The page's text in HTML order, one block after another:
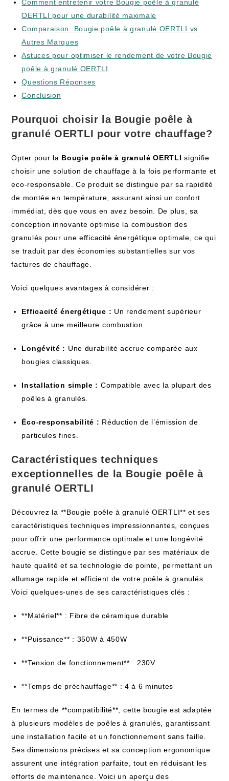
Comment entretenir votre Bougie poêle à granulé
OERTLI pour une durabilité maximale
Comparaison: Bougie poêle à granulé OERTLI vs
Autres Marques
Astuces pour optimiser le rendement de votre Bougie
poêle à granulé OERTLI
Questions Réponses
Conclusion
Pourquoi choisir la Bougie poêle à
granulé OERTLI pour votre chauffage?
Opter pour la Bougie poêle à granulé OERTLI signifie
choisir une solution de chauffage à la fois performante et
eco-responsable. Ce produit se distingue par sa rapidité
de montée en température, assurant ainsi un confort
immédiat, dès que vous en avez besoin. De plus, sa
conception innovante optimise la combustion des
granulés pour une efficacité énergétique optimale, ce qui
se traduit par des économies substantielles sur vos
factures de chauffage.
Voici quelques avantages à considérer :
Efficacité énergétique : Un rendement supérieur
grâce à une meilleure combustion.
Longévité : Une durabilité accrue comparée aux
bougies classiques.
Installation simple : Compatible avec la plupart des
poêles à granulés.
Éco-responsabilité : Réduction de l’émission de
particules fines.
Caractéristiques techniques
exceptionnelles de la Bougie poêle à
granulé OERTLI
Découvrez la **Bougie poêle à granulé OERTLI** et ses
caractéristiques techniques impressionnantes, conçues
pour offrir une performance optimale et une longévité
accrue. Cette bougie se distingue par ses matériaux de
haute qualité et sa technologie de pointe, permettant un
allumage rapide et efficient de votre poêle à granulés.
Voici quelques-unes de ses caractéristiques clés :
**Matériel** : Fibre de céramique durable
**Puissance** : 350W à 450W
**Tension de fonctionnement** : 230V
**Temps de préchauffage** : 4 à 6 minutes
En termes de **compatibilité**, cette bougie est adaptée
à plusieurs modèles de poêles à granulés, garantissant
une installation facile et un fonctionnement sans faille.
Ses dimensions précises et sa conception ergonomique
assurent une intégration parfaite, tout en réduisant les
efforts de maintenance. Voici un aperçu des